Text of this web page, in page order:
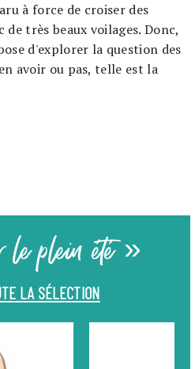
à force de croiser des
très beaux voilages. Donc,
d'explorer la question des
avoir ou pas, telle est la
le plein été »
LA SÉLECTION